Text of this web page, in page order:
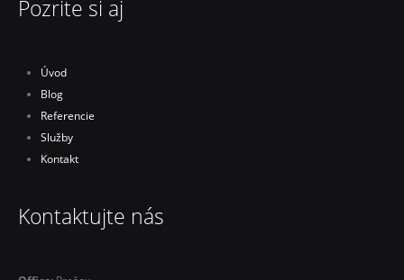
Pozrite si aj
Úvod
Blog
Referencie
Služby
Kontakt
Kontaktujte nás